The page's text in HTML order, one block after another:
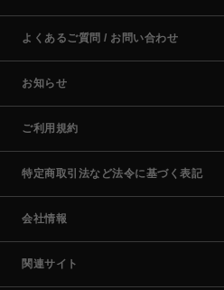
よくあるご質問 / お問い合わせ
お知らせ
ご利用規約
特定商取引法など法令に基づく表記
会社情報
関連サイト